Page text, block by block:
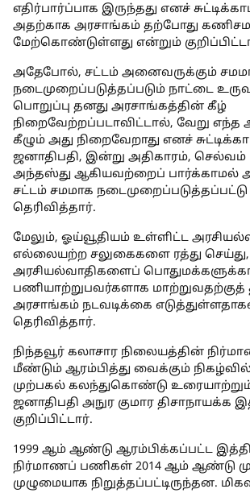
எதிர்பார்ப்பாக இருந்தது எனச்
அதற்காக அரசாங்கம் தற்போது
மேற்கொண்டுள்ளது என்றும்
அதேபோல், சட்டம் அனைவருக்கும்
நடைமுறைப்படுத்தப்படும் நாட்டை
பொறுப்பு தனது அரசாங்கத்தின் கீழ்
நிறைவேற்றப்படாவிட்டால், வேறு எந்த
கீழும் அது நிறைவேறாது எனச்
ஜனாதிபதி, இன்று அதிகாரம், செல்வம்
அந்தஸ்து ஆகியவற்றைப் பார்க்காமல்
சட்டம் சமமாக
தெரிவித்தார்.
மேலும், ஓய்வூதியம் உள்ளிட்ட
எல்லையற்ற சலுகைகளை ரத்து செய்து,
அரசியல்வாதிகளைப்
பணியாற்றுபவர்களாக
அரசாங்கம் நடவடிக்கை
தெரிவித்தார்.
நிந்தவூர் கலாசார நிலையத்தின்
மீண்டும் ஆரம்பித்து வைக்கும்
முற்பகல் கலந்துகொண்டு
ஜனாதிபதி அநுர குமார திசாநாயக்க
குறிப்பிட்டார்.
1999 ஆம் ஆண்டு ஆரம்பிக்கப்பட்ட
நிர்மாணப் பணிகள் 2014 ஆம் ஆண்டு
முழுமையாக நிறுத்தப்பட்டிருந்தன.